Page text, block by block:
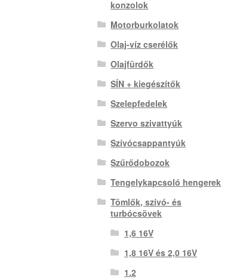
konzolok
Motorburkolatok
Olaj-víz cserélők
Olajfürdők
SÍN + kiegészítők
Szelepfedelek
Szervo szivattyúk
Szívócsappantyúk
Szűrődobozok
Tengelykapcsoló hengerek
Tömlők, szívó- és
turbócsövek
1,6 16V
1,8 16V és 2,0 16V
1.2